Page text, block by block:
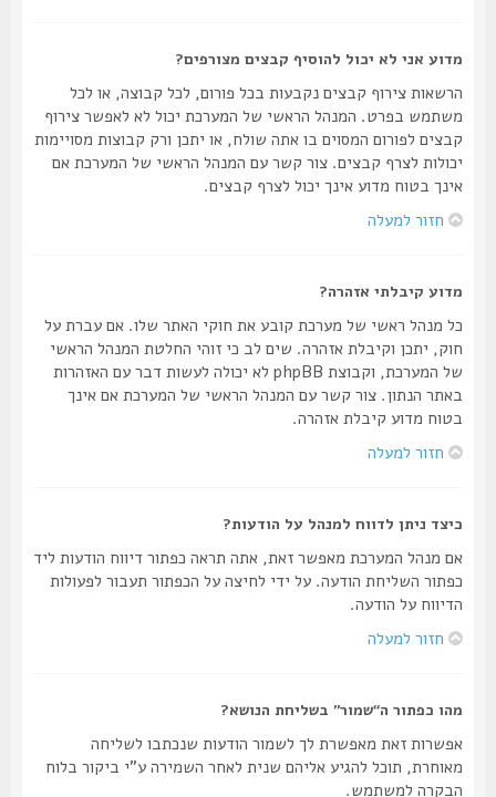
מדוע אני לא יכול להוסיף קבצים מצורפים?
הרשאות צירוף קבצים נקבעות בכל פורום, לכל קבוצה, או לכל
משתמש בפרט. המנהל הראשי של המערכת יכול לא לאפשר צירוף
קבצים לפורום המסוים בו אתה שולח, או יתכן ורק קבוצות מסויימות
יכולות לצרף קבצים. צור קשר עם המנהל הראשי של המערכת אם
אינך בטוח מדוע אינך יכול לצרף קבצים.
חזור למעלה
מדוע קיבלתי אזהרה?
כל מנהל ראשי של מערכת קובע את חוקי האתר שלו. אם עברת על
חוק, יתכן וקיבלת אזהרה. שים לב כי זוהי החלטת המנהל הראשי
של המערכת, וקבוצת phpBB לא יכולה לעשות דבר עם האזהרות
באתר הנתון. צור קשר עם המנהל הראשי של המערכת אם אינך
בטוח מדוע קיבלת אזהרה.
חזור למעלה
כיצד ניתן לדווח למנהל על הודעות?
אם מנהל המערכת מאפשר זאת, אתה תראה כפתור דיווח הודעות ליד
כפתור השליחת הודעה. על ידי לחיצה על הכפתור תעבור לפעולות
הדיווח על הודעה.
חזור למעלה
מהו כפתור ה“שמור” בשליחת הנושא?
אפשרות זאת מאפשרת לך לשמור הודעות שנכתבו לשליחה
מאוחרת, תוכל להגיע אליהם שנית לאחר השמירה ע"י ביקור בלוח
הבקרה למשתמש.